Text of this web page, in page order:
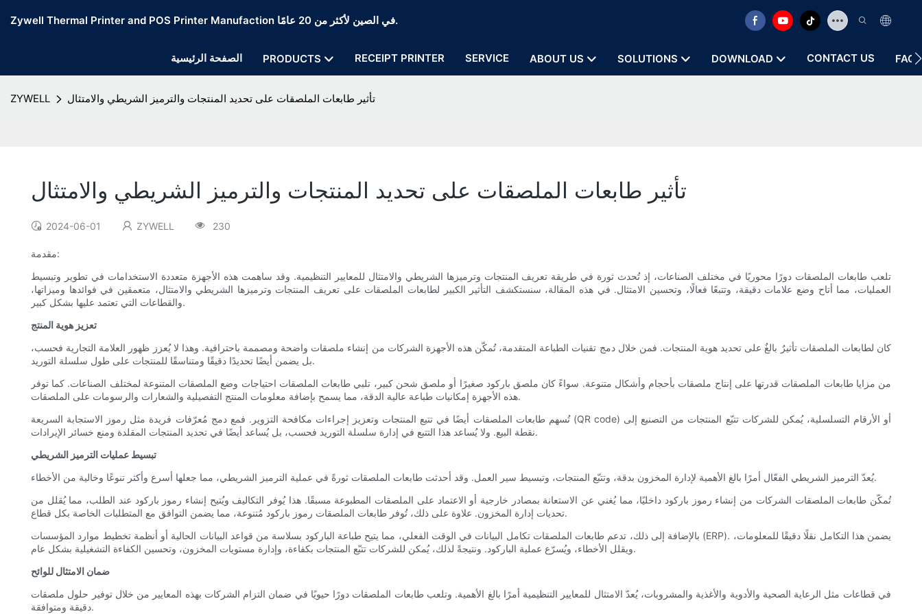
Zywell Thermal Printer and POS Printer Manufaction في الصين لأكثر من 20 عامًا.
الصفحة الرئيسية PRODUCTS RECEIPT PRINTER SERVICE ABOUT US SOLUTIONS DOWNLOAD CONTACT US FAQ
ZYWELL تأثير طابعات الملصقات على تحديد المنتجات والترميز الشريطي والامتثال
تأثير طابعات الملصقات على تحديد المنتجات والترميز الشريطي والامتثال
2024-06-01 ZYWELL 230
مقدمة:
تلعب طابعات الملصقات دورًا محوريًا في مختلف الصناعات، إذ تُحدث ثورة في طريقة تعريف المنتجات وترميزها الشريطي والامتثال للمعايير التنظيمية. وقد ساهمت هذه الأجهزة متعددة الاستخدامات في تطوير وتبسيط
العمليات، مما أتاح وضع علامات دقيقة، وتتبعًا فعالًا، وتحسين الامتثال. في هذه المقالة، سنستكشف التأثير الكبير لطابعات الملصقات على تعريف المنتجات وترميزها الشريطي والامتثال، متعمقين في فوائدها وميزاتها،
والقطاعات التي تعتمد عليها بشكل كبير.
تعزيز هوية المنتج
كان لطابعات الملصقات تأثيرٌ بالغٌ على تحديد هوية المنتجات. فمن خلال دمج تقنيات الطباعة المتقدمة، تُمكّن هذه الأجهزة الشركات من إنشاء ملصقات واضحة ومصممة باحترافية. وهذا لا يُعزز ظهور العلامة التجارية فحسب،
بل يضمن أيضًا تحديدًا دقيقًا ومتناسقًا للمنتجات على طول سلسلة التوريد.
من مزايا طابعات الملصقات قدرتها على إنتاج ملصقات بأحجام وأشكال متنوعة. سواءً كان ملصق باركود صغيرًا أو ملصق شحن كبير، تلبي طابعات الملصقات احتياجات وضع الملصقات المتنوعة لمختلف الصناعات. كما توفر
هذه الأجهزة إمكانيات طباعة عالية الدقة، مما يسمح بإضافة معلومات المنتج التفصيلية والشعارات والرسومات على الملصقات.
تُسهم طابعات الملصقات أيضًا في تتبع المنتجات وتعزيز إجراءات مكافحة التزوير. فمع دمج مُعرّفات فريدة مثل رموز الاستجابة السريعة (QR code) أو الأرقام التسلسلية، يُمكن للشركات تتبّع المنتجات من التصنيع إلى
نقطة البيع. ولا يُساعد هذا التتبع في إدارة سلسلة التوريد فحسب، بل يُساعد أيضًا في تحديد المنتجات المقلدة ومنع خسائر الإيرادات.
تبسيط عمليات الترميز الشريطي
يُعدّ الترميز الشريطي الفعّال أمرًا بالغ الأهمية لإدارة المخزون بدقة، وتتبّع المنتجات، وتبسيط سير العمل. وقد أحدثت طابعات الملصقات ثورةً في عملية الترميز الشريطي، مما جعلها أسرع وأكثر تنوعًا وخالية من الأخطاء.
تُمكّن طابعات الملصقات الشركات من إنشاء رموز باركود داخليًا، مما يُغني عن الاستعانة بمصادر خارجية أو الاعتماد على الملصقات المطبوعة مسبقًا. هذا يُوفر التكاليف ويُتيح إنشاء رموز باركود عند الطلب، مما يُقلل من
تحديات إدارة المخزون. علاوة على ذلك، تُوفر طابعات الملصقات رموز باركود مُتنوعة، مما يضمن التوافق مع المتطلبات الخاصة بكل قطاع.
بالإضافة إلى ذلك، تدعم طابعات الملصقات تكامل البيانات في الوقت الفعلي، مما يتيح طباعة الباركود بسلاسة من قواعد البيانات الحالية أو أنظمة تخطيط موارد المؤسسات (ERP). يضمن هذا التكامل نقلًا دقيقًا للمعلومات،
ويقلل الأخطاء، ويُسرّع عملية الباركود. ونتيجةً لذلك، يُمكن للشركات تتبّع المنتجات بكفاءة، وإدارة مستويات المخزون، وتحسين الكفاءة التشغيلية بشكل عام.
ضمان الامتثال للوائح
في قطاعات مثل الرعاية الصحية والأدوية والأغذية والمشروبات، يُعدّ الامتثال للمعايير التنظيمية أمرًا بالغ الأهمية. وتلعب طابعات الملصقات دورًا حيويًا في ضمان التزام الشركات بهذه المعايير من خلال توفير حلول ملصقات
دقيقة ومتوافقة.